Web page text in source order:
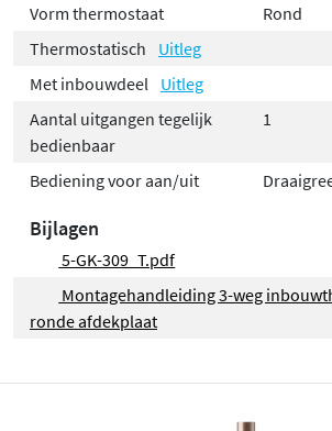
Vorm thermostaat
Rond
Thermostatisch
Uitleg
Met inbouwdeel
Uitleg
Aantal uitgangen tegelijk
bedienbaar
1
Bediening voor aan/uit
Bijlagen
5-GK-309_T.pdf
Montagehandleiding 3-weg
ronde afdekplaat